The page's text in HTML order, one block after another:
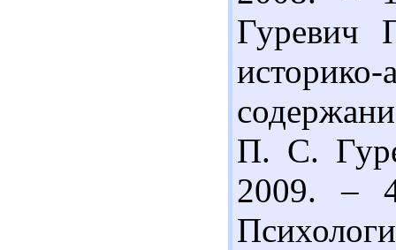
Гуревич
П. С.
2009. –